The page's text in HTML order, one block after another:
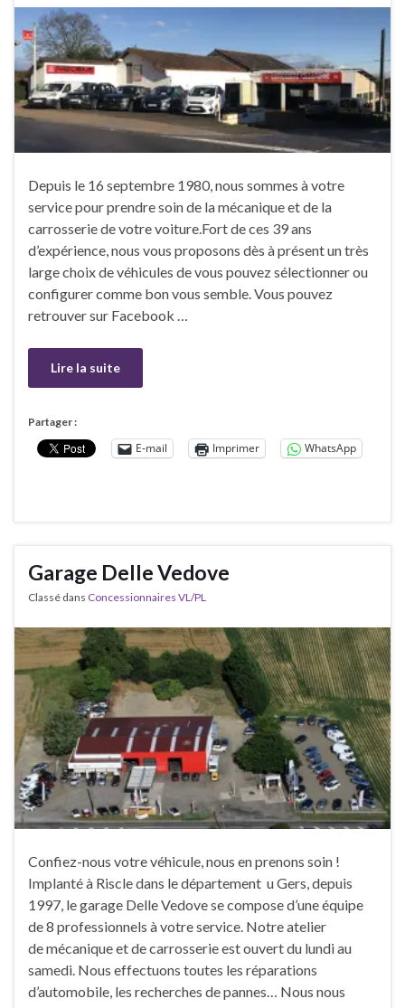
Depuis le 16 septembre 1980, nous sommes à votre
service pour prendre soin de la mécanique et de la
carrosserie de votre voiture.Fort de ces 39 ans
d’expérience, nous vous proposons dès à présent un très
large choix de véhicules de vous pouvez sélectionner ou
configurer comme bon vous semble. Vous pouvez
retrouver sur Facebook …
Lire la suite
Partager :
E-mail Imprimer WhatsApp
Garage Delle Vedove
Classé dans Concessionnaires VL/PL
Confiez-nous votre véhicule, nous en prenons soin !
Implanté à Riscle dans le département u Gers, depuis
1997, le garage Delle Vedove se compose d’une équipe
de 8 professionnels à votre service. Notre atelier
de mécanique et de carrosserie est ouvert du lundi au
samedi. Nous effectuons toutes les réparations
d’automobile, les recherches de pannes… Nous nous